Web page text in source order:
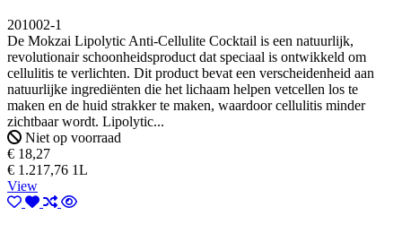
201002-1
De Mokzai Lipolytic Anti-Cellulite Cocktail is een natuurlijk,
revolutionair schoonheidsproduct dat speciaal is ontwikkeld om
cellulitis te verlichten. Dit product bevat een verscheidenheid aan
natuurlijke ingrediënten die het lichaam helpen vetcellen los te
maken en de huid strakker te maken, waardoor cellulitis minder
zichtbaar wordt. Lipolytic...
Niet op voorraad
€ 18,27
€ 1.217,76 1L
View